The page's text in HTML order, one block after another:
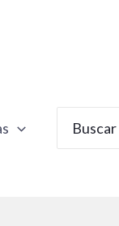
por: